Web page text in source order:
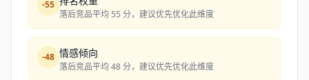
-55
落后竞品平均 55 分，建议优先优化此维度
-48 情感倾向
落后竞品平均 48 分，建议优先优化此维度